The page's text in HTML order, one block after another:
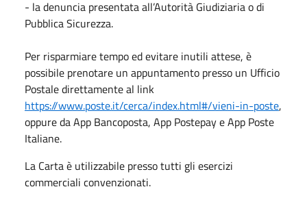
- la denuncia presentata all’Autorità Giudiziaria o di
Pubblica Sicurezza.
Per risparmiare tempo ed evitare inutili attese, è
possibile prenotare un appuntamento presso un Ufficio
Postale direttamente al link
https://www.poste.it/cerca/index.html#/vieni-in-poste,
oppure da App Bancoposta, App Postepay e App Poste
Italiane.
La Carta è utilizzabile presso tutti gli esercizi
commerciali convenzionati.